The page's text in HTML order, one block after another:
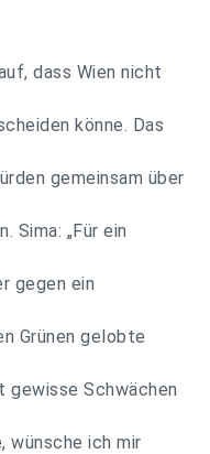
dass Wien nicht
könne. Das
gemeinsam über
Sima: „Für ein
gegen ein
Grünen gelobte
gewisse Schwächen
wünsche ich mir